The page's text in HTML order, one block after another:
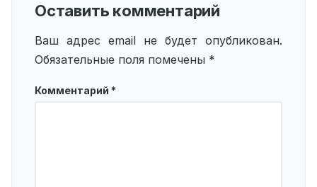
Оставить комментарий
Ваш адрес email не будет опубликован.
Обязательные поля помечены *
Комментарий *